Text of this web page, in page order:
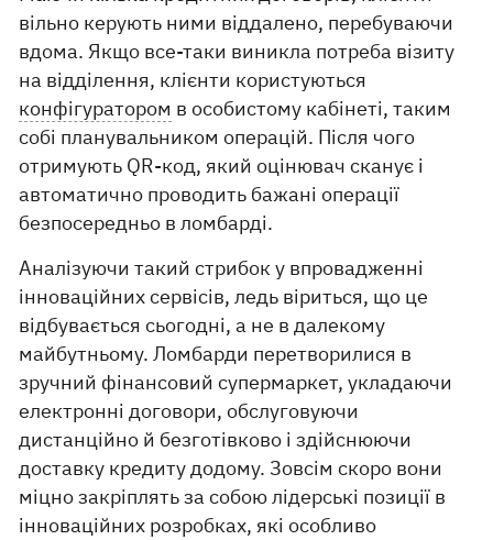
вільно керують ними віддалено, перебуваючи
вдома. Якщо все-таки виникла потреба візиту
на відділення, клієнти користуються
конфігуратором в особистому кабінеті, таким
собі планувальником операцій. Після чого
отримують QR-код, який оцінювач сканує і
автоматично проводить бажані операції
безпосередньо в ломбарді.
Аналізуючи такий стрибок у впровадженні
інноваційних сервісів, ледь віриться, що це
відбувається сьогодні, а не в далекому
майбутньому. Ломбарди перетворилися в
зручний фінансовий супермаркет, укладаючи
електронні договори, обслуговуючи
дистанційно й безготівково і здійснюючи
доставку кредиту додому. Зовсім скоро вони
міцно закріплять за собою лідерські позиції в
інноваційних розробках, які особливо